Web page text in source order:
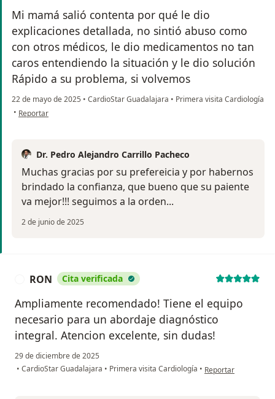
Mi mamá salió contenta por qué le dio
explicaciones detallada, no sintió abuso como
con otros médicos, le dio medicamentos no tan
caros entendiendo la situación y le dio solución
Rápido a su problema, si volvemos
22 de mayo de 2025 • CardioStar Guadalajara • Primera visita Cardiología
• en opinión del usuario Mich
Reportar
Dr. Pedro Alejandro Carrillo Pacheco
Muchas gracias por su prefereicia y por habernos
brindado la confianza, que bueno que su paiente
va mejor!!! seguimos a la orden...
2 de junio de 2025
RON Cita verificada
Ampliamente recomendado! Tiene el equipo
necesario para un abordaje diagnóstico
integral. Atencion excelente, sin dudas!
29 de diciembre de 2025
• CardioStar Guadalajara • Primera visita Cardiología • en opinión del
Reportar